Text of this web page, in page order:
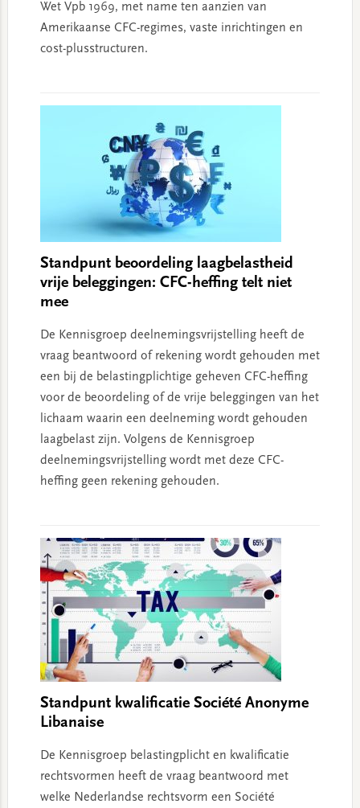
Wet Vpb 1969, met name ten aanzien van
Amerikaanse CFC-regimes, vaste inrichtingen en
cost-plusstructuren.
Standpunt beoordeling laagbelastheid
vrije beleggingen: CFC-heffing telt niet
mee
De Kennisgroep deelnemingsvrijstelling heeft de
vraag beantwoord of rekening wordt gehouden met
een bij de belastingplichtige geheven CFC-heffing
voor de beoordeling of de vrije beleggingen van het
lichaam waarin een deelneming wordt gehouden
laagbelast zijn. Volgens de Kennisgroep
deelnemingsvrijstelling wordt met deze CFC-
heffing geen rekening gehouden.
Standpunt kwalificatie Société Anonyme
Libanaise
De Kennisgroep belastingplicht en kwalificatie
rechtsvormen heeft de vraag beantwoord met
welke Nederlandse rechtsvorm een Société